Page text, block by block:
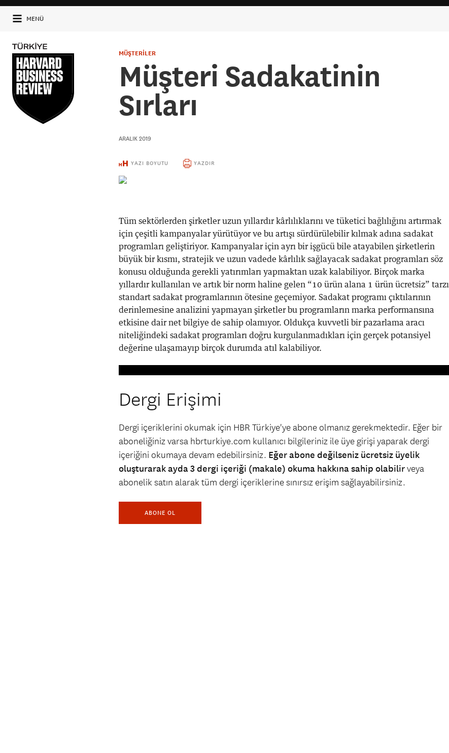
MENÜ
MÜŞTERİLER
Müşteri Sadakatinin
Sırları
ARALIK 2019
YAZI BOYUTU YAZDIR
Tüm sektörlerden şirketler uzun yıllardır kârlılıklarını ve tüketici bağlılığını artırmak
için çeşitli kampanyalar yürütüyor ve bu artışı sürdürülebilir kılmak adına sadakat
programları geliştiriyor. Kampanyalar için ayrı bir işgücü bile atayabilen şirketlerin
büyük bir kısmı, stratejik ve uzun vadede kârlılık sağlayacak sadakat programları söz
konusu olduğunda gerekli yatırımları yapmaktan uzak kalabiliyor. Birçok marka
yıllardır kullanılan ve artık bir norm haline gelen “10 ürün alana 1 ürün ücretsiz” tarzı
standart sadakat programlarının ötesine geçemiyor. Sadakat programı çıktılarının
derinlemesine analizini yapmayan şirketler bu programların marka performansına
etkisine dair net bilgiye de sahip olamıyor. Oldukça kuvvetli bir pazarlama aracı
niteliğindeki sadakat programları doğru kurgulanmadıkları için gerçek potansiyel
değerine ulaşamayıp birçok durumda atıl kalabiliyor.
Dergi Erişimi
Dergi içeriklerini okumak için HBR Türkiye'ye abone olmanız gerekmektedir. Eğer bir
aboneliğiniz varsa hbrturkiye.com kullanıcı bilgileriniz ile üye girişi yaparak dergi
içeriğini okumaya devam edebilirsiniz. Eğer abone değilseniz ücretsiz üyelik
oluşturarak ayda 3 dergi içeriği (makale) okuma hakkına sahip olabilirveya
abonelik satın alarak tüm dergi içeriklerine sınırsız erişim sağlayabilirsiniz.
ABONE OL